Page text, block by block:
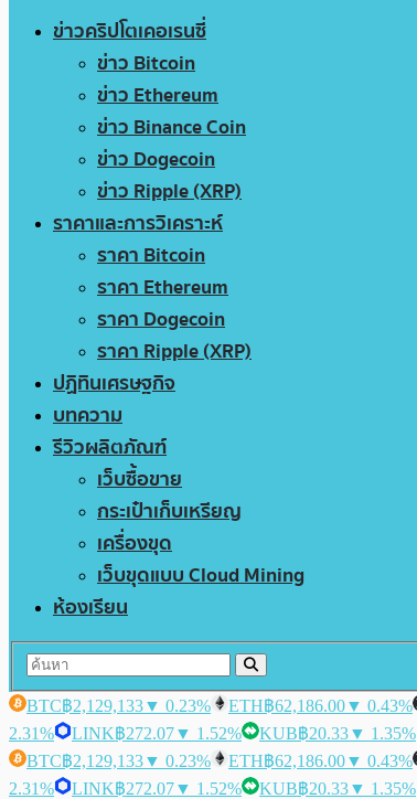
ข่าวคริปโตเคอเรนซี่
ข่าว Bitcoin
ข่าว Ethereum
ข่าว Binance Coin
ข่าว Dogecoin
ข่าว Ripple (XRP)
ราคาและการวิเคราะห์
ราคา Bitcoin
ราคา Ethereum
ราคา Dogecoin
ราคา Ripple (XRP)
ปฏิทินเศรษฐกิจ
บทความ
รีวิวผลิตภัณฑ์
เว็บซื้อขาย
กระเป๋าเก็บเหรียญ
เครื่องขุด
เว็บขุดแบบ Cloud Mining
ห้องเรียน
BTC฿2,129,133▼ 0.23% ETH฿62,186.00▼ 0.43%
2.31%
LINK฿272.07▼ 1.52% KUB฿20.33▼ 1.35%
BTC฿2,129,133▼ 0.23% ETH฿62,186.00▼ 0.43%
2.31%
LINK฿272.07▼ 1.52% KUB฿20.33▼ 1.35%